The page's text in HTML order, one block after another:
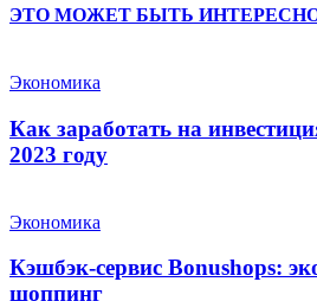
ЭТО МОЖЕТ БЫТЬ
Экономика
Как заработать на
2023 году
Экономика
Кэшбэк-сервис Bonushops:
шоппинг